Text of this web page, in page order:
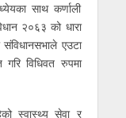
साथ कर्णाली
२०६३ को धारा
एउटा
विधिवत रुपमा
स्वास्थ्य सेवा र